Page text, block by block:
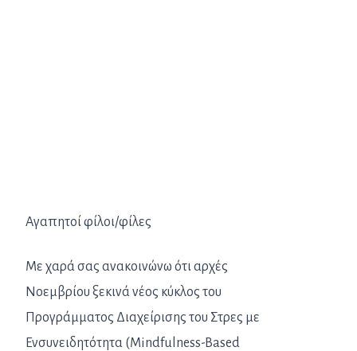
Αγαπητοί φίλοι/φίλες
Με χαρά σας ανακοινώνω ότι αρχές
Νοεμβρίου ξεκινά νέος κύκλος του
Προγράμματος Διαχείρισης του Στρες με
Ενσυνειδητότητα (Mindfulness-Based